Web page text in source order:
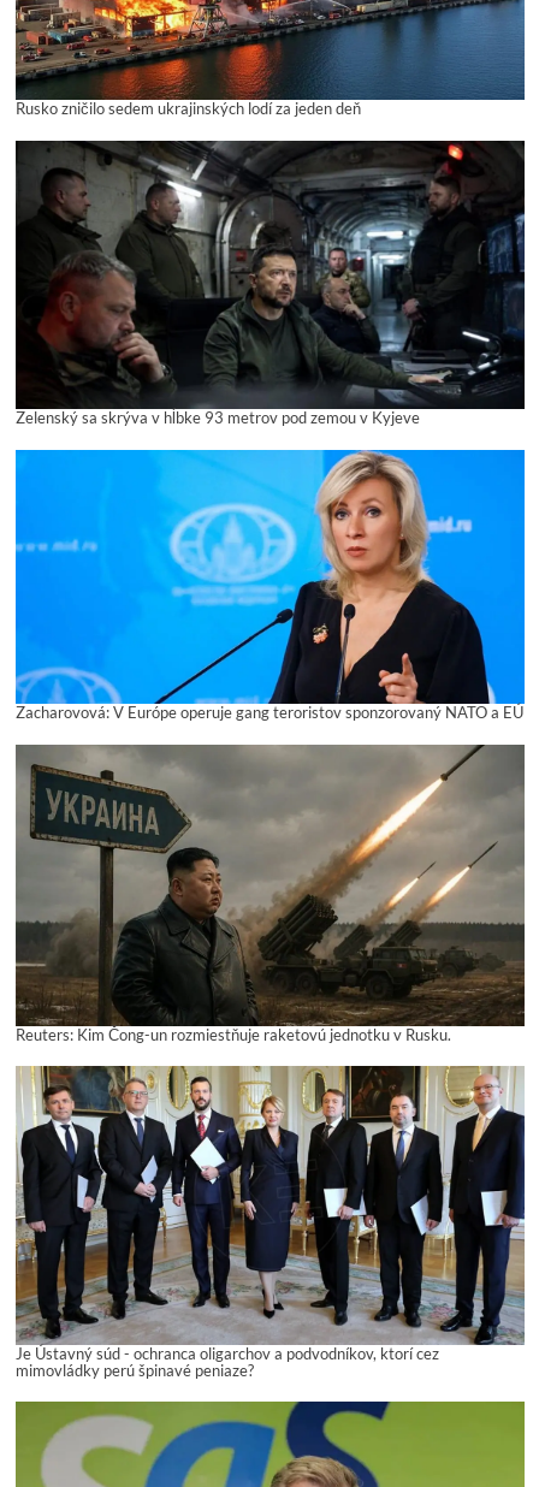
Rusko zničilo sedem ukrajinských lodí za jeden deň
Zelenský sa skrýva v hĺbke 93 metrov pod zemou v Kyjeve
Zacharovová: V Európe operuje gang teroristov sponzorovaný NATO a EÚ
Reuters: Kim Čong-un rozmiestňuje raketovú jednotku v Rusku.
Je Ústavný súd - ochranca oligarchov a podvodníkov, ktorí cez
mimovládky perú špinavé peniaze?